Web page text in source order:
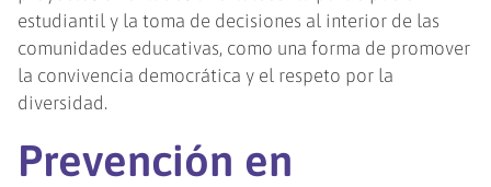
estudiantil y la toma de decisiones al interior de las
comunidades educativas, como una forma de promover
la convivencia democrática y el respeto por la
diversidad.
Prevención en